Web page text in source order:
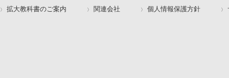
拡大教科書のご案内 関連会社 個人情報保護方針